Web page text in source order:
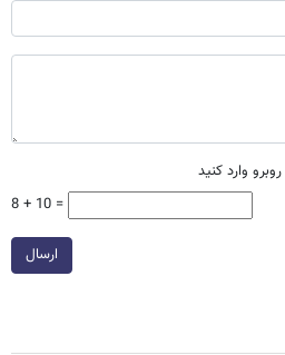
وارد کنید
8 + 10 =
ارسال